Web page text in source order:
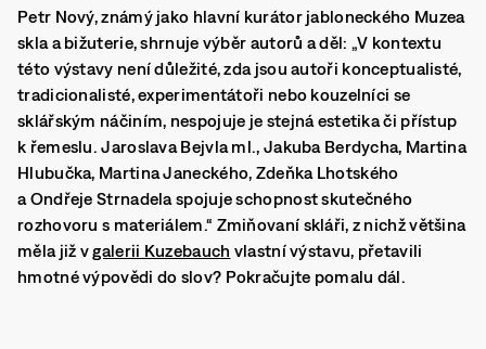
Petr Nový, známý jako hlavní kurátor jabloneckého Muzea
skla a bižuterie, shrnuje výběr autorů a děl: „V kontextu
této výstavy není důležité, zda jsou autoři konceptualisté,
tradicionalisté, experimentátoři nebo kouzelníci se
sklářským náčiním, nespojuje je stejná estetika či přístup
k řemeslu. Jaroslava Bejvla ml., Jakuba Berdycha, Martina
Hlubučka, Martina Janeckého, Zdeňka Lhotského
a Ondřeje Strnadela spojuje schopnost skutečného
rozhovoru s materiálem.“ Zmiňovaní skláři, z nichž většina
měla již vgalerii Kuzebauch vlastní výstavu, přetavili
hmotné výpovědi do slov? Pokračujte pomalu dál.